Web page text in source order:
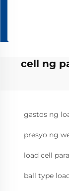
cell ng
gastos ng
presyo ng
load cell
ball type